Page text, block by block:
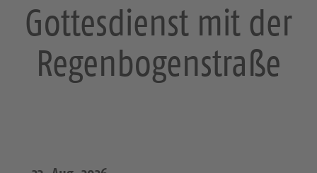
a
Gottesdienst mit der
Regenbogenstraße